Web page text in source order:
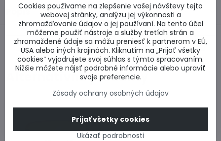
Popis
Predchádzajúci
produkt
Nasledujúci produkt
Alternatívne produkty
Cookies používame na zlepšenie vašej návštevy tejto
webovej stránky, analýzu jej výkonnosti a
zhromažďovanie údajov o jej používaní. Na tento účel
môžeme použiť nástroje a služby tretích strán a
zhromaždené údaje sa môžu preniesť k partnerom v EÚ,
USA alebo iných krajinách. Kliknutím na „Prijať všetky
cookies“ vyjadrujete svoj súhlas s týmto spracovaním.
Nižšie môžete nájsť podrobné informácie alebo upraviť
svoje preferencie.
Zásady ochrany osobných údajov
Ukázať podrobnosti
Prijať všetky cookies